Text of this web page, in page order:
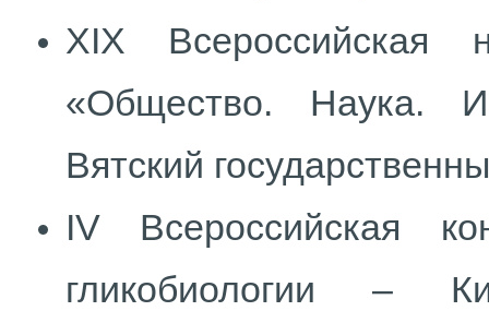
XIX Всероссийская
«Общество. Наука.
Вятский
IV Всероссийская
гликобиологии –